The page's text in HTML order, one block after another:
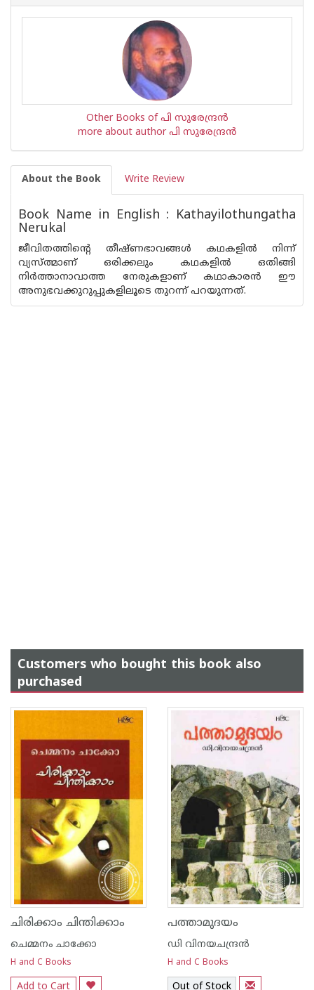
Other Books of പി സുരേന്ദ്രന്‍
more about author പി സുരേന്ദ്രന്‍
About the Book Write Review
Book Name in English : Kathayilothungatha
Nerukal
ജീവിതത്തിന്റെ തീഷ്ണഭാവങ്ങള്‍ കഥകളില്‍ നിന്ന്
വ്യസ്ത്മാണ് ഒരിക്കലും കഥകളില്‍ ഒതിങ്ങി
നിര്‍ത്താനാവാത്ത നേരുകളാണ് കഥാകാരന്‍ ഈ
അനുഭവക്കുറുപ്പുകളിലൂടെ തുറന്ന് പറയുന്നത്.
Customers who bought this book also
purchased
ചിരിക്കാം ചിന്തിക്കാം
ചെമ്മനം ചാക്കോ
H and C Books
Add to Cart
പത്താമുദയം
ഡി വിനയചന്ദ്രന്‍
H and C Books
Out of Stock